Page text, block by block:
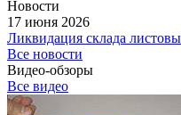
Новости
17 июня 2026
Ликвидация склада
Все новости
Видео-обзоры
Все видео